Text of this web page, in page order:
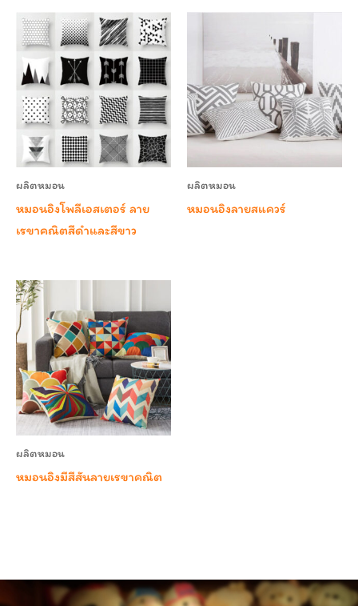
ผลิตหมอน
หมอนอิงโพลีเอสเตอร์ ลาย
เรขาคณิตสีดำและสีขาว
ผลิตหมอน
หมอนอิงลายสแควร์
ผลิตหมอน
หมอนอิงมีสีสันลายเรขาคณิต